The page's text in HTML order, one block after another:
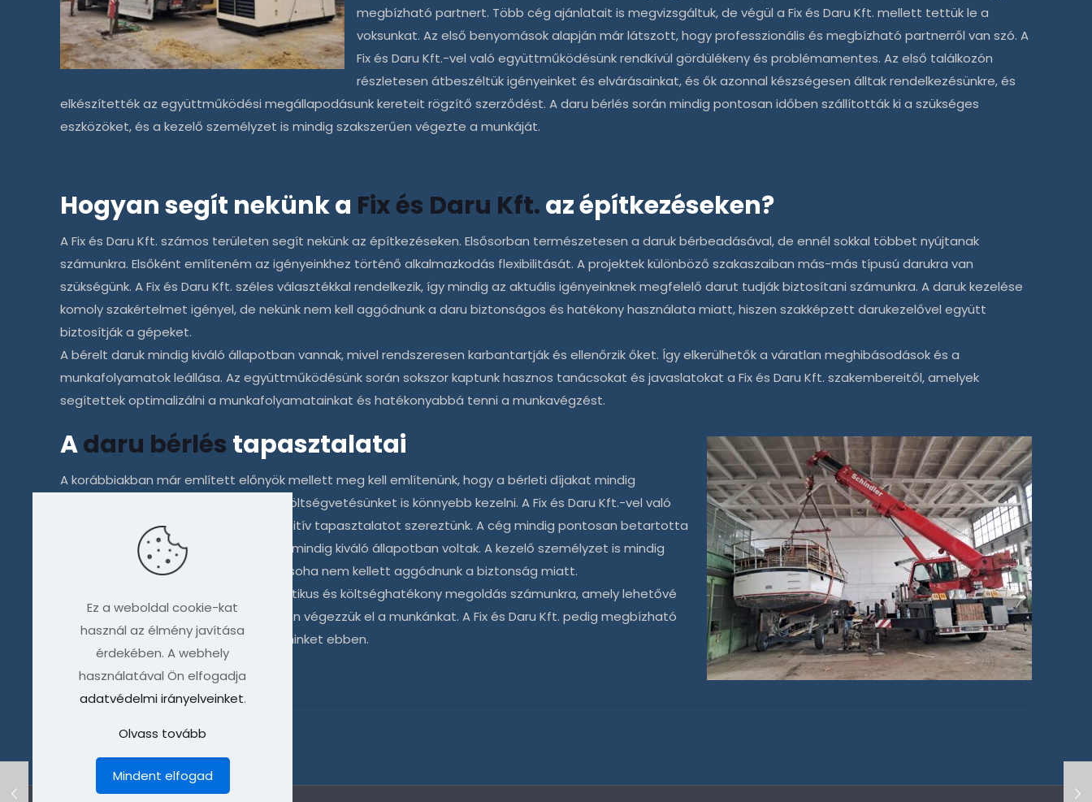
megbízható partnert. Több cég ajánlatait is megvizsgáltuk, de végül aFix és Daru Kft. mellett tettük le a
voksunkat. Az első benyomások alapján már látszott, hogy professzionális és megbízható partnerről van szó. A
Fix és Daru Kft.-vel való együttműködésünk rendkívül gördülékeny és problémamentes. Az első találkozón
részletesen átbeszéltük igényeinket és elvárásainkat, és ők azonnal készségesen álltak rendelkezésünkre, és
elkészítették az együttműködési megállapodásunk kereteit rögzítő szerződést. Adaru bérlés során mindig pontosan időben szállították ki a szükséges
eszközöket, és a kezelő személyzet is mindig szakszerűen végezte a munkáját.
Hogyan segít nekünk a Fix és Daru Kft.az építkezéseken?
AFix és Daru Kft. számos területen segít nekünk az építkezéseken. Elsősorban természetesen a daruk bérbeadásával, de ennél sokkal többet nyújtanak
számunkra. Elsőként említeném az igényeinkhez történő alkalmazkodás flexibilitását. A projektek különböző szakaszaiban más-más típusú darukra van
szükségünk. AFix és Daru Kft. széles választékkal rendelkezik, így mindig az aktuális igényeinknek megfelelő darut tudják biztosítani számunkra. A daruk kezelése
komoly szakértelmet igényel, de nekünk nem kell aggódnunk a daru biztonságos és hatékony használata miatt, hiszen szakképzett darukezelővel együtt
biztosítják a gépeket.
A bérelt daruk mindig kiváló állapotban vannak, mivel rendszeresen karbantartják és ellenőrzik őket. Így elkerülhetők a váratlan meghibásodások és a
munkafolyamatok leállása. Az együttműködésünk során sokszor kaptunk hasznos tanácsokat és javaslatokat aFix és Daru Kft. szakembereitől, amelyek
segítettek optimalizálni a munkafolyamatainkat és hatékonyabbá tenni a munkavégzést.
Adaru bérlés tapasztalatai
A korábbiakban már említett előnyök mellett meg kell említenünk, hogy a bérleti díjakat mindig
pontosan előre tudjuk tervezni, így a költségvetésünket is könnyebb kezelni. AFix és Daru Kft.-vel való
együttműködésünk során számos pozitív tapasztalatot szereztünk. A cég mindig pontosan betartotta
a megbeszélt határidőket, és a daruk mindig kiváló állapotban voltak. A kezelő személyzet is mindig
szakszerűen végezte a munkáját, így soha nem kellett aggódnunk a biztonság miatt.
tehát, egy rendkívül praktikus és költséghatékony megoldás számunkra, amely lehetővé
teszi, hogy a legmagasabb színvonalon végezzük el a munkánkat. AFix és Daru Kft. pedig megbízható
és professzionális partnerként segít minket ebben.
Megosztás
Ez a weboldal cookie-kat
használ az élmény javítása
érdekében. A webhely
használatával Ön elfogadja
adatvédelmi irányelveinket.
Olvass tovább
Mindent elfogad